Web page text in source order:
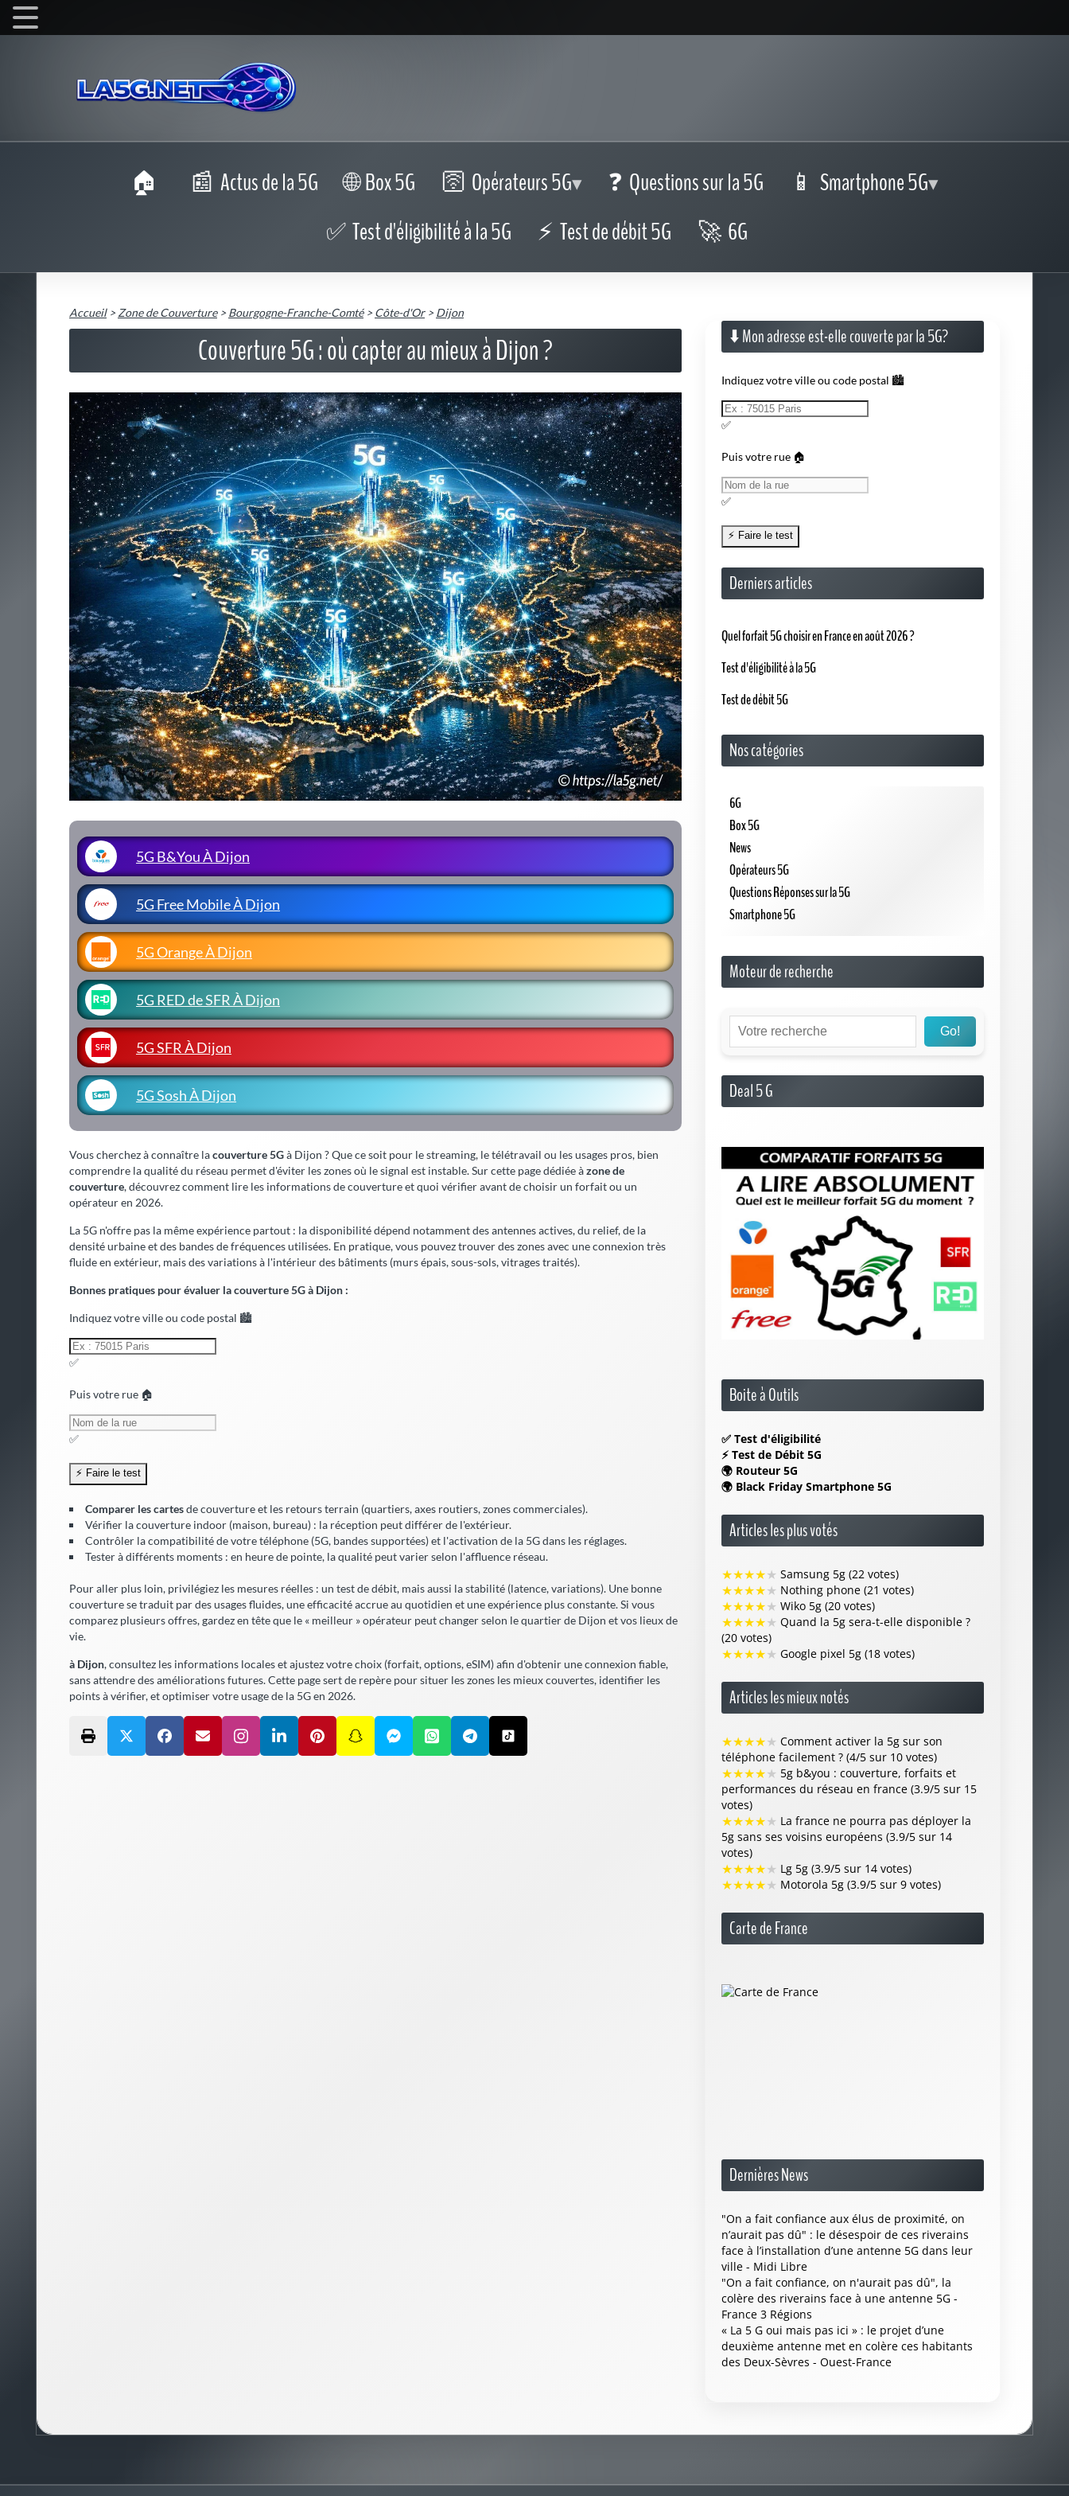
Actus de la 5G Box 5G Opérateurs 5G Questions sur la 5G
Smartphone 5G
Test d'éligibilité à la 5G
Test de débit 5G 6G
Accueil>Zone de Couverture>Bourgogne-Franche-Comté>Côte-d'Or>Dijon
Couverture 5G : où capter au mieux à Dijon ?
5G B&You À Dijon
5G Free Mobile À Dijon
5G Orange À Dijon
5G RED de SFR À Dijon
5G SFR À Dijon
5G Sosh À Dijon
Vous cherchez à connaître lacouverture 5Gà Dijon ? Que ce soit pour le streaming, le télétravail ou les usages pros, bien
comprendre la qualité du réseau permet d'éviter les zones où le signal est instable. Sur cette page dédiée àzone de
couverture, découvrez comment lire les informations de couverture et quoi vérifier avant de choisir un forfait ou un
opérateur en 2026.
La 5G n'offre pas la même expérience partout : la disponibilité dépend notamment des antennes actives, du relief, de la
densité urbaine et des bandes de fréquences utilisées. En pratique, vous pouvez trouver des zones avec une connexion très
fluide en extérieur, mais des variations à l'intérieur des bâtiments (murs épais, sous-sols, vitrages traités).
Bonnes pratiques pour évaluer la couverture 5G à Dijon :
Indiquez votre ville ou code postal 🏙️
✅
Puis votre rue 🏠
✅
Comparer les cartesde couverture et les retours terrain (quartiers, axes routiers, zones commerciales).
Vérifier lacouverture indoor (maison, bureau) : la réception peut différer de l'extérieur.
Contrôler la compatibilité de votre téléphone (5G, bandes supportées) et l'activation de la 5G dans les réglages.
Tester à différents moments : en heure de pointe, la qualité peut varier selon l'affluence réseau.
Pour aller plus loin, privilégiez les mesures réelles : un test de débit, mais aussi la stabilité (latence, variations). Une bonne
couverture se traduit par des usages fluides, uneefficacité accrueau quotidien et une expérience plus constante. Si vous
comparez plusieurs offres, gardez en tête que le « meilleur » opérateur peut changer selon le quartier de Dijon et vos lieux de
vie.
à Dijon, consultez les informations locales et ajustez votre choix (forfait, options, eSIM) afin d'obtenir une connexion fiable,
sans attendredes améliorations futures. Cette page sert de repère pour situer les zones les mieux couvertes, identifier les
points à vérifier, et optimiser votre usage de la 5G en 2026.
⬇️ Mon adresse est-elle couverte par la 5G?
Indiquez votre ville ou code postal 🏙️
✅
Puis votre rue 🏠
✅
Derniers articles
Quel forfait 5G choisir en France en août 2026 ?
Test d'éligibilité à la 5G
Test de débit 5G
Nos catégories
6G
Box 5G
News
Opérateurs 5G
Questions Réponses sur la 5G
Smartphone 5G
Moteur de recherche
Go!
Deal 5 G
Boite à Outils
✅ Test d'éligibilité
⚡ Test de Débit 5G
🌍 Routeur 5G
🌍 Black Friday Smartphone 5G
Articles les plus votés
★★★★★ Samsung 5g (22 votes)
★★★★★ Nothing phone (21 votes)
★★★★★ Wiko 5g (20 votes)
★★★★★ Quand la 5g sera-t-elle disponible ?
(20 votes)
★★★★★ Google pixel 5g (18 votes)
Articles les mieux notés
★★★★★ Comment activer la 5g sur son
téléphone facilement ? (4/5 sur 10 votes)
★★★★★ 5g b&you : couverture, forfaits et
performances du réseau en france (3.9/5 sur 15
votes)
★★★★★ La france ne pourra pas déployer la
5g sans ses voisins européens (3.9/5 sur 14
votes)
★★★★★ Lg 5g (3.9/5 sur 14 votes)
★★★★★ Motorola 5g (3.9/5 sur 9 votes)
Carte de France
Dernières News
"On a fait confiance aux élus de proximité, on
n’aurait pas dû" : le désespoir de ces riverains
face à l’installation d’une antenne 5G dans leur
ville - Midi Libre
"On a fait confiance, on n'aurait pas dû", la
colère des riverains face à une antenne 5G -
France 3 Régions
« La 5 G oui mais pas ici » : le projet d’une
deuxième antenne met en colère ces habitants
des Deux-Sèvres - Ouest-France